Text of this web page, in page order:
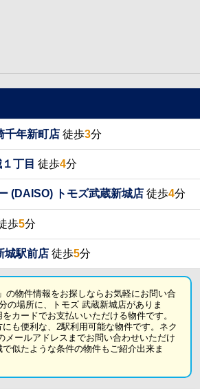
千年新町店 徒歩3分
丁目 徒歩4分
(DAISO) トモズ武蔵新城店 徒歩4分
歩5分
城駅前店 徒歩5分
の物件情報をお探しならお気軽にお問い合
の場所に、トモズ 武蔵新城店がありま
カードでお支払いいただける物件です。
も便利な、2駅利用可能な物件です。ネク
メールアドレスまでお問い合わせいただけ
似たような条件の物件もご紹介出来ま